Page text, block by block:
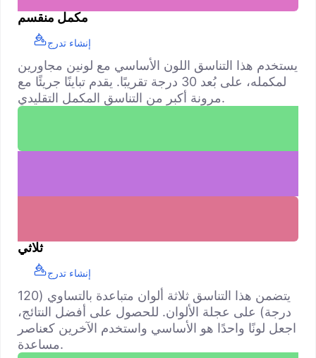
مكمل منقسم
إنشاء تدرج
يستخدم هذا التناسق اللون الأساسي مع لونين مجاورين
لمكمله، على بُعد 30 درجة تقريبًا. يقدم تباينًا جريئًا مع
مرونة أكبر من التناسق المكمل التقليدي.
ثلاثي
إنشاء تدرج
يتضمن هذا التناسق ثلاثة ألوان متباعدة بالتساوي (120
درجة) على عجلة الألوان. للحصول على أفضل النتائج،
اجعل لونًا واحدًا هو الأساسي واستخدم الآخرين كعناصر
مساعدة.